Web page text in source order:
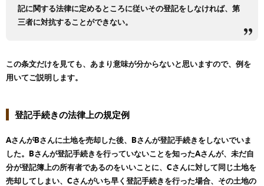
記に関する法律に定めるところに従いその登記をしなければ、第
三者に対抗することができない。
この条文だけを見ても、あまり意味が分からないと思いますので、例を
用いてご説明します。
登記手続きの法律上の規定例
AさんがBさんに土地を売却した後、Bさんが登記手続きをしないでいま
した。Bさんが登記手続きを行っていないことを知ったAさんが、未だ自
分が登記簿上の所有者であるのをいいことに、Cさんに対して同じ土地を
売却してしまい、Cさんがいち早く登記手続きを行った場合、その土地の